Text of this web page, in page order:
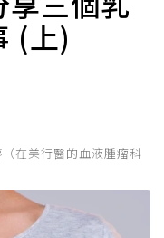
(上)
在美行醫的血液腫瘤科